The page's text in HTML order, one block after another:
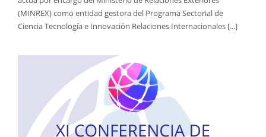
(MINREX) como entidad gestora del Programa Sectorial de
Ciencia Tecnología e Innovación Relaciones Internacionales [...]